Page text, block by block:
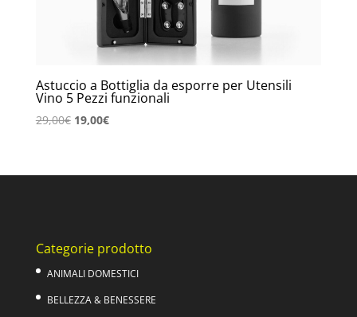
Astuccio a Bottiglia da esporre per Utensili
Vino 5 Pezzi funzionali
29,00€ Il
era:
19,00€Il
è:
Categorie prodotto
ANIMALI DOMESTICI
BELLEZZA & BENESSERE